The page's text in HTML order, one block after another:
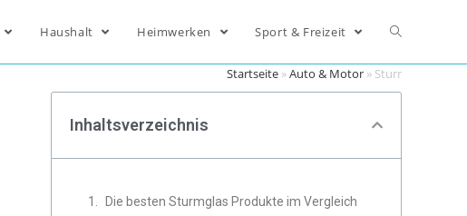
Haushalt Heimwerken Sport & Freizeit
Startseite»Auto & Motor» Sturmglas
Inhaltsverzeichnis
Die besten Sturmglas Produkte im Vergleich